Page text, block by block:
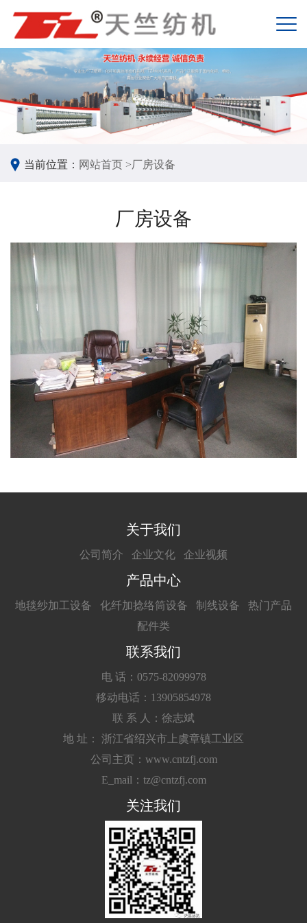
当前位置： 网站首页 >厂房设备
厂房设备
关于我们
公司简介 企业文化 企业视频
产品中心
地毯纱加工设备 化纤加捻络筒设备 制线设备
热门产品
配件类
联系我们
电 话：0575-82099978
移动电话：13905854978
联 系 人：徐志斌
地 址： 浙江省绍兴市上虞章镇工业区
公司主页：www.cntzfj.com
E_mail：tz@cntzfj.com
关注我们